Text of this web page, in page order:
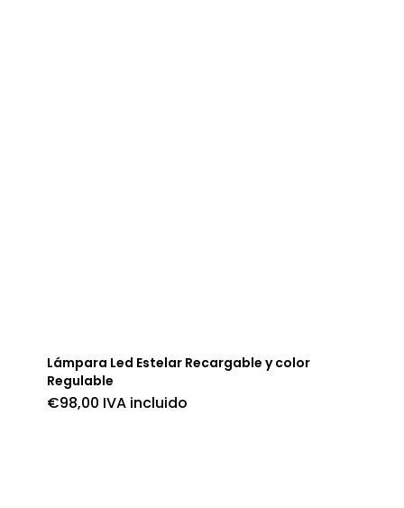
Lámpara Led Estelar Recargable y color
Regulable
€98,00 IVA incluido